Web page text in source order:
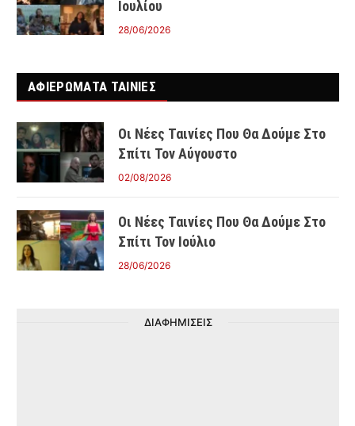
Ιουλίου
28/06/2026
ΑΦΙΕΡΩΜΑΤΑ ΤΑΙΝΊΕΣ
Οι Νέες Ταινίες Που Θα Δούμε Στο
Σπίτι Τον Αύγουστο
02/08/2026
Οι Νέες Ταινίες Που Θα Δούμε Στο
Σπίτι Τον Ιούλιο
28/06/2026
ΔΙΑΦΗΜΙΣΕΙΣ